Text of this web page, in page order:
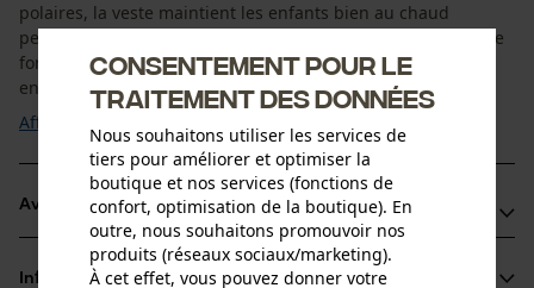
polaires, la veste maintient les enfants bien au chaud
pendant les journées froides. La maille tricotée possède une
fonction isolante qui retient l’air. L’absence de membrane
entre la maille en tricot et ...
Afficher plus
Avantages du produit
Veste polaire chaude PSS pour enfant en maille tricotée
Informations sur le produit
Consentement pour le
traitement des données
Nous souhaitons utiliser les services de
tiers pour améliorer et optimiser la
boutique et nos services (fonctions de
confort, optimisation de la boutique). En
outre, nous souhaitons promouvoir nos
produits (réseaux sociaux/marketing).
À cet effet, vous pouvez donner votre